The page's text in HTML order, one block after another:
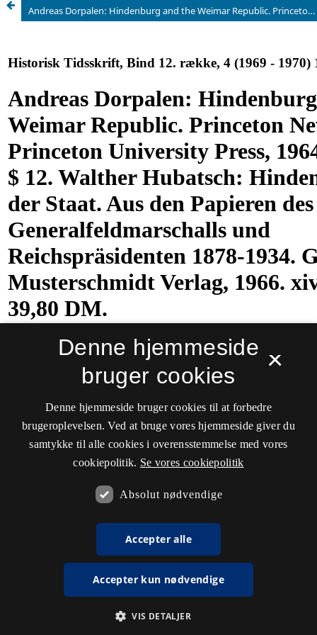
Andreas Dorpalen: Hindenburg and the Weimar Republic. Princeton New Jersey, Princeton University Press, 1964. xiv + 506 s. $ 12. Walther Hubatsch: Hindenburg und der Staat. Aus den Papieren des Generalfeldmarschalls und Reichspräsidenten 1878-1934. Gottingen, Musterschmidt Verlag, 1966. xiv + 397 s. Ill. 39,80 DM.
×
Denne hjemmeside
bruger cookies
Denne hjemmeside bruger cookies til at forbedre
brugeroplevelsen. Ved at bruge vores hjemmeside giver du
samtykke til alle cookies i overensstemmelse med vores
cookiepolitik. Se vores cookiepolitik
Absolut nødvendige
Accepter alle
Accepter kun nødvendige
VIS DETALJER